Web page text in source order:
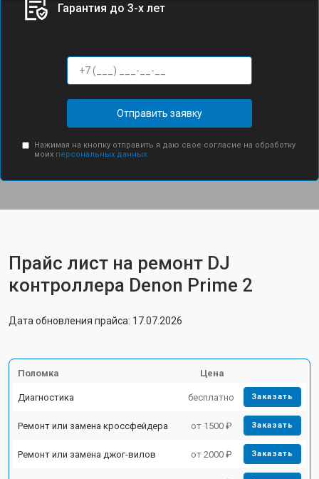
Гарантия до 3-х лет
Отправить заявку
Нажимая на кнопку отправить я даю свое согласие на обработку
моих персональных данных.
Прайс лист на ремонт DJ
контроллера Denon Prime 2
Дата обновления прайса: 17.07.2026
Поломка Цена
Диагностика бесплатно Заказать
Ремонт или замена кроссфейдера от 1500 ₽ Заказать
Ремонт или замена джог-вилов от 2000 ₽ Заказать